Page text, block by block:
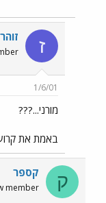
ז
1/6/01
מורני...???
באמת את
ק קספר
member